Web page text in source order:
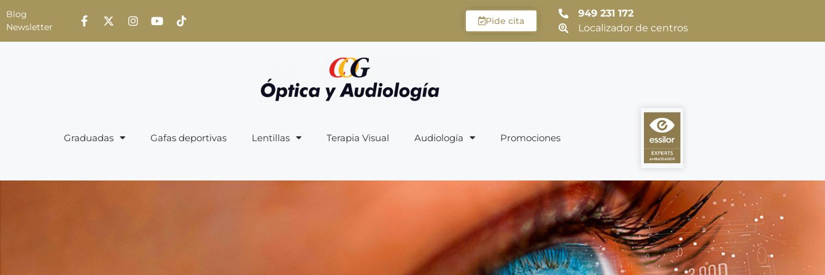
Blog
Newsletter
Pide cita
949 231 172
Localizador de centros
Graduadas Gafas deportivas Lentillas Terapia Visual Audiología Promociones